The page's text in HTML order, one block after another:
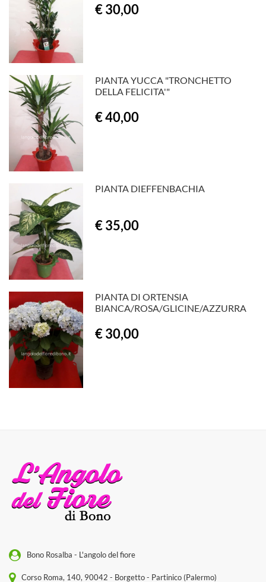
€ 30,00
PIANTA YUCCA "TRONCHETTO
DELLA FELICITA'"
€ 40,00
PIANTA DIEFFENBACHIA
€ 35,00
PIANTA DI ORTENSIA
BIANCA/ROSA/GLICINE/AZZURRA
€ 30,00
Bono Rosalba - L'angolo del fiore
Corso Roma, 140, 90042 - Borgetto - Partinico (Palermo)